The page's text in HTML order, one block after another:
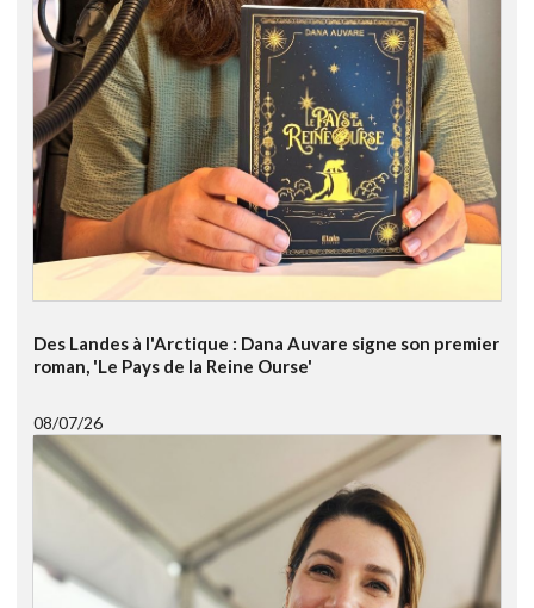
Des Landes à l'Arctique : Dana Auvare signe son premier
roman, 'Le Pays de la Reine Ourse'
08/07/26